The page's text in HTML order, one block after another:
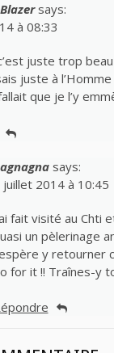
says:
à 08:33
juste trop beau
juste à
que je l’y
says:
juillet 2014 à 10:45
fait visité au Chti
un pèlerinage
y
for it !! Traînes-y